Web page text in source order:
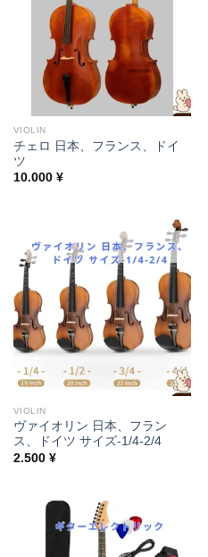
VIOLIN
チェロ 日本、フランス、ドイ
ツ
10.000 ¥
VIOLIN
ヴァイオリン 日本、フラン
ス、ドイツ サイズ-1/4-2/4
2.500 ¥